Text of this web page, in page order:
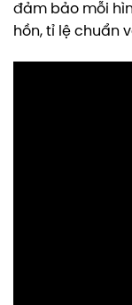
đảm bảo mỗi
hồn, tỉ lệ chuẩn